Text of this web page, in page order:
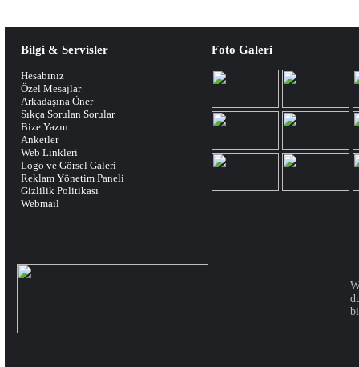
Bilgi & Servisler
Hesabınız
Özel Mesajlar
Arkadaşına Öner
Sıkça Sorulan Sorular
Bize Yazın
Anketler
Web Linkleri
Logo ve Görsel Galeri
Reklam Yönetim Paneli
Gizlilik Politikası
Webmail
Foto Galeri